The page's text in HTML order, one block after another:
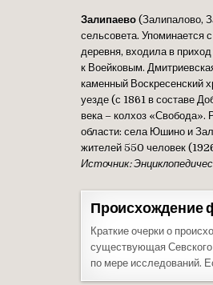
Залипаево (Залипалово,
сельсовета. Упоминается
деревня, входила в
к Воейковым.
каменный Воскресенский
уезде (с 1861 в составе
века – колхоз «Свобода».
области: села Юшино и
жителей 550 человек
Источник:
Происхождение
Краткие очерки о
существующая Севского
по мере исследований.